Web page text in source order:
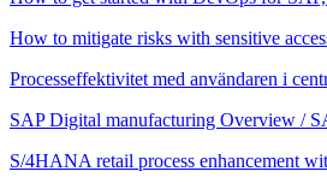
How to mitigate risks with sensitive
Processeffektivitet med användaren i
SAP Digital manufacturing Overview /
S/4HANA retail process enhancement